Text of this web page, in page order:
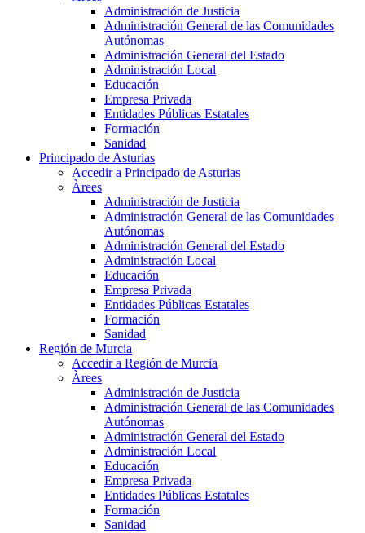
Administración de Justicia
Administración General de las Comunidades
Autónomas
Administración General del Estado
Administración Local
Educación
Empresa Privada
Entidades Públicas Estatales
Formación
Sanidad
Principado de Asturias
Accedir a Principado de Asturias
Àrees
Administración de Justicia
Administración General de las Comunidades
Autónomas
Administración General del Estado
Administración Local
Educación
Empresa Privada
Entidades Públicas Estatales
Formación
Sanidad
Región de Murcia
Accedir a Región de Murcia
Àrees
Administración de Justicia
Administración General de las Comunidades
Autónomas
Administración General del Estado
Administración Local
Educación
Empresa Privada
Entidades Públicas Estatales
Formación
Sanidad